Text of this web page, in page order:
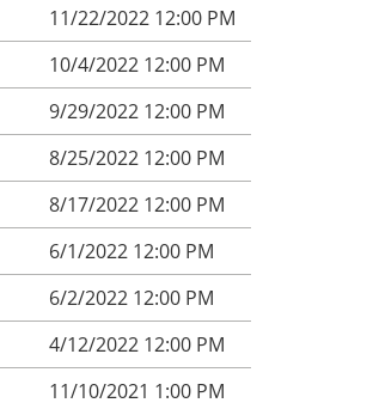
11/22/2022 12:00 PM
10/4/2022 12:00 PM
9/29/2022 12:00 PM
8/25/2022 12:00 PM
8/17/2022 12:00 PM
6/1/2022 12:00 PM
6/2/2022 12:00 PM
4/12/2022 12:00 PM
11/10/2021 1:00 PM